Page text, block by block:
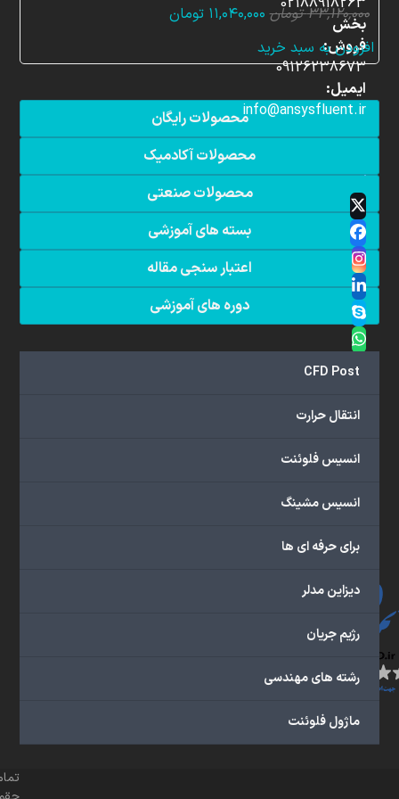
۳۳,۱۲۰,۰۰۰ تومان قیمت
۱۱,۰۴۰,۰۰۰ تومانقیمت
افزودن به سبد خرید
محصولات رایگان
محصولات آکادمیک
محصولات صنعتی
بسته های آموزشی
اعتبار سنجی مقاله
دوره های آموزشی
CFD Post
انتقال حرارت
انسیس فلوئنت
انسیس مشینگ
برای حرفه ای ها
دیزاین مدلر
رژیم جریان
رشته های مهندسی
ماژول فلوئنت
بخش
فروش:
09126238673
ایمیل:
info@ansysfluent.ir
Twitter
(deprecated)
Facebook
Instagram
LinkedIn
Skype
Whatsapp
YouTube
ن
د